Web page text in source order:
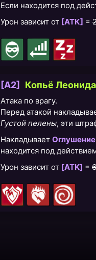
Если находится под
Урон зависит от [АТК] =
[A2] Копьё Леонида
Атака по врагу.
Перед атакой
Густой пелены, эти
Накладывает Оглушение
находится под
Урон зависит от [ATK] =